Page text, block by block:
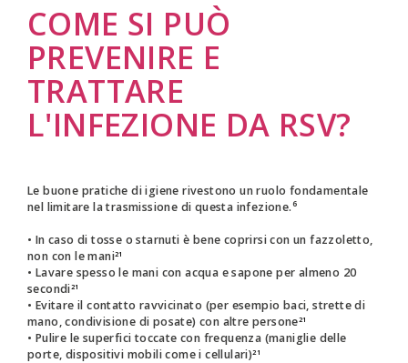
e dei decessi in ospedale si verifica in bambini con età
<6 mesi20
· Si verifica un picco delle ospedalizzazioni nei primi 12
mesi di vita 20
· Ad essere ricoverati a causa dell’RSV sono
soprattutto i bambini sani, solo una piccola parte sono
COME SI PUÒ
PREVENIRE E
TRATTARE
L'INFEZIONE DA RSV?
Le buone pratiche di igiene rivestono un ruolo fondamentale
nel limitare la trasmissione di questa infezione.⁶
• In caso di tosse o starnuti è bene coprirsi con un fazzoletto,
non con le mani21
• Lavare spesso le mani con acqua e sapone per almeno 20
secondi21
• Evitare il contatto ravvicinato (per esempio baci, strette di
mano, condivisione di posate) con altre persone21
• Pulire le superfici toccate con frequenza (maniglie delle
porte, dispositivi mobili come i cellulari)21